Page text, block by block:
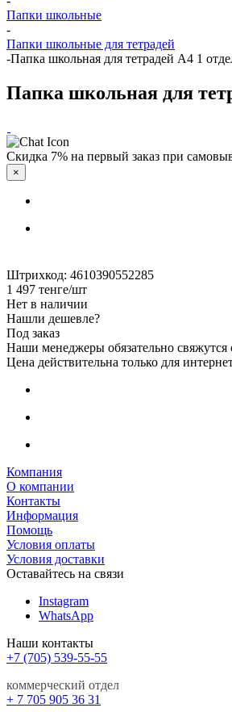
Папки школьные
-
Папки школьные для тетрадей
-Папка школьная для тетрадей А4 1
Папка школьная для
Скидка 7% на первый заказ при
×
Штрихкод: 4610390552285
1 497 тенге/шт
Нет в наличии
Нашли дешевле?
Под заказ
Наши менеджеры обязательно свяжутся
Цена действительна только для
Компания
О компании
Контакты
Информация
Помощь
Условия оплаты
Условия доставки
Оставайтесь на связи
Instagram
WhatsApp
Наши контакты
+7 (705) 539-55-55
коммерческий отдел
+ 7 705 905 36 31